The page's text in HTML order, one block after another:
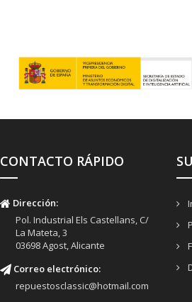
CONTACTO RÁPIDO
Dirección:
Pol. Industrial Els Castellans, C/
La Mateta, 3
03698 Agost, Alicante
Correo electrónico:
repuestosclassic@hotmail.com